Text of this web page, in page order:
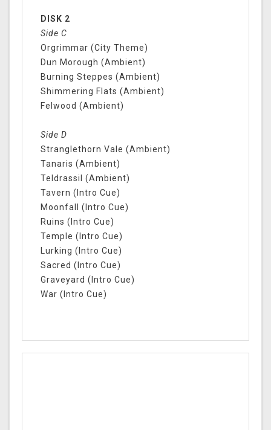
DISK 2
Side C
Orgrimmar (City Theme)
Dun Morough (Ambient)
Burning Steppes (Ambient)
Shimmering Flats (Ambient)
Felwood (Ambient)
Side D
Stranglethorn Vale (Ambient)
Tanaris (Ambient)
Teldrassil (Ambient)
Tavern (Intro Cue)
Moonfall (Intro Cue)
Ruins (Intro Cue)
Temple (Intro Cue)
Lurking (Intro Cue)
Sacred (Intro Cue)
Graveyard (Intro Cue)
War (Intro Cue)